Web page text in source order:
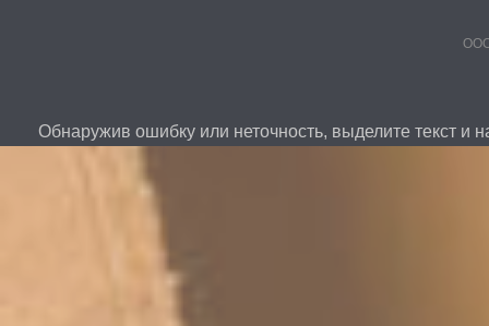
ООО
Обнаружив ошибку или неточность, выделите текст и